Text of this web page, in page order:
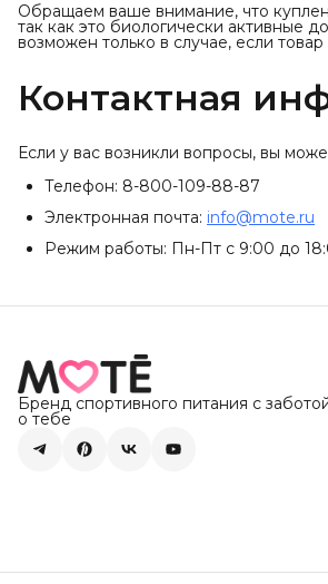
Обращаем ваше внимание, что
так как это биологически активные
возможен только в случае, если
Контактная
Если у вас возникли вопросы, вы
Телефон: 8-800-109-88-87
Электронная почта: info@mote.ru
Режим работы: Пн-Пт с 9:00 до
Бренд спортивного питания с
о тебе